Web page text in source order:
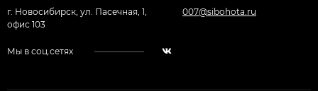
г. Новосибирск, ул. Пасечная, 1,
офис 103
007@sibohota.ru
Мы в соц.сетях